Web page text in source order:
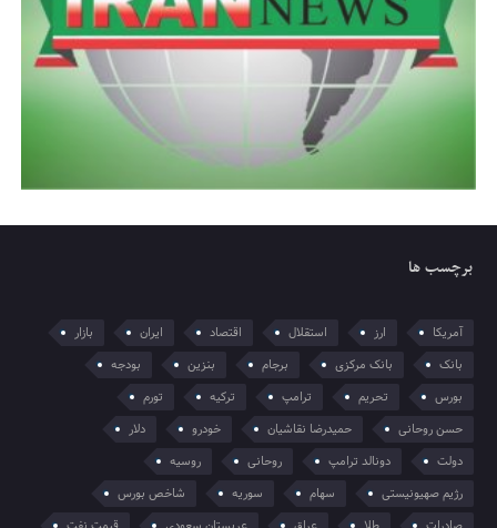
برچسب ها
آمریکا ارز استقلال اقتصاد ایران
بازار
بانک
بانک مرکزی برجام بنزین
بودجه
بورس
تحریم ترامپ ترکیه
تورم
حسن روحانی
حمیدرضا نقاشیان خودرو
دلار
دولت
دونالد ترامپ روحانی
روسیه
رژیم صهیونیستی
سهام سوریه
شاخص بورس